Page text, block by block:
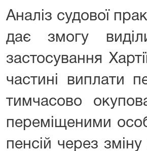
Аналіз судової
дає змогу
застосування
частині виплати
тимчасово
переміщеними
пенсій через